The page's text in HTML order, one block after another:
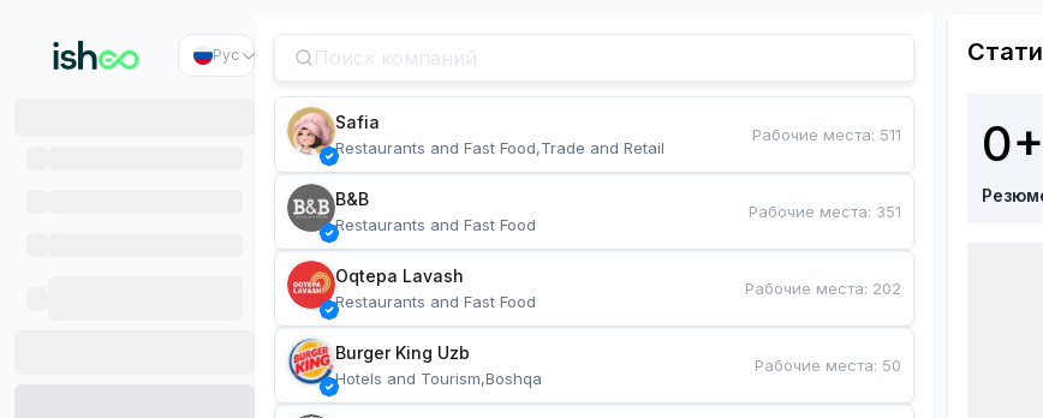
Рус
Safia
Restaurants and Fast Food,Trade and Retail
Рабочие места: 511
B&B
Restaurants and Fast Food
Рабочие места: 351
Oqtepa Lavash
Restaurants and Fast Food
Рабочие места: 202
Burger King Uzb
Hotels and Tourism,Boshqa
Рабочие места: 50
0+